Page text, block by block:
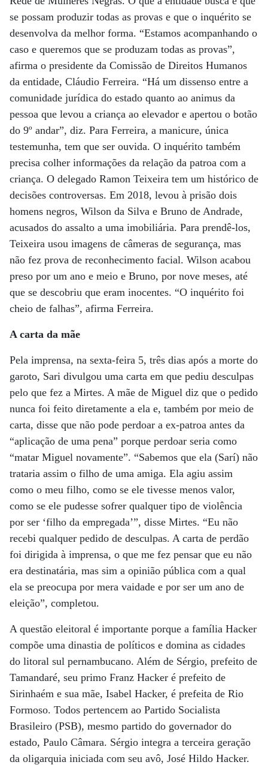
se possam produzir todas as provas e que o inquérito se
desenvolva da melhor forma. “Estamos acompanhando o
caso e queremos que se produzam todas as provas”,
afirma o presidente da Comissão de Direitos Humanos
da entidade, Cláudio Ferreira. “Há um dissenso entre a
comunidade jurídica do estado quanto ao animus da
pessoa que levou a criança ao elevador e apertou o botão
do 9º andar”, diz. Para Ferreira, a manicure, única
testemunha, tem que ser ouvida. O inquérito também
precisa colher informações da relação da patroa com a
criança. O delegado Ramon Teixeira tem um histórico de
decisões controversas. Em 2018, levou à prisão dois
homens negros, Wilson da Silva e Bruno de Andrade,
acusados do assalto a uma imobiliária. Para prendê-los,
Teixeira usou imagens de câmeras de segurança, mas
não fez prova de reconhecimento facial. Wilson acabou
preso por um ano e meio e Bruno, por nove meses, até
que se descobriu que eram inocentes. “O inquérito foi
cheio de falhas”, afirma Ferreira.
A carta da mãe
Pela imprensa, na sexta-feira 5, três dias após a morte do
garoto, Sari divulgou uma carta em que pediu desculpas
pelo que fez a Mirtes. A mãe de Miguel diz que o pedido
nunca foi feito diretamente a ela e, também por meio de
carta, disse que não pode perdoar a ex-patroa antes da
“aplicação de uma pena” porque perdoar seria como
“matar Miguel novamente”. “Sabemos que ela (Sarí) não
trataria assim o filho de uma amiga. Ela agiu assim
como o meu filho, como se ele tivesse menos valor,
como se ele pudesse sofrer qualquer tipo de violência
por ser ‘filho da empregada’”, disse Mirtes. “Eu não
recebi qualquer pedido de desculpas. A carta de perdão
foi dirigida à imprensa, o que me fez pensar que eu não
era destinatária, mas sim a opinião pública com a qual
ela se preocupa por mera vaidade e por ser um ano de
eleição”, completou.
A questão eleitoral é importante porque a família Hacker
compõe uma dinastia de políticos e domina as cidades
do litoral sul pernambucano. Além de Sérgio, prefeito de
Tamandaré, seu primo Franz Hacker é prefeito de
Sirinhaém e sua mãe, Isabel Hacker, é prefeita de Rio
Formoso. Todos pertencem ao Partido Socialista
Brasileiro (PSB), mesmo partido do governador do
estado, Paulo Câmara. Sérgio integra a terceira geração
da oligarquia iniciada com seu avô, José Hildo Hacker.